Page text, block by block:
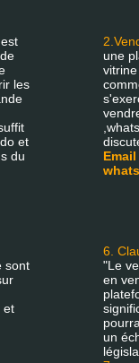
les
et
du
une
sont
et
6.
"Le
en
un